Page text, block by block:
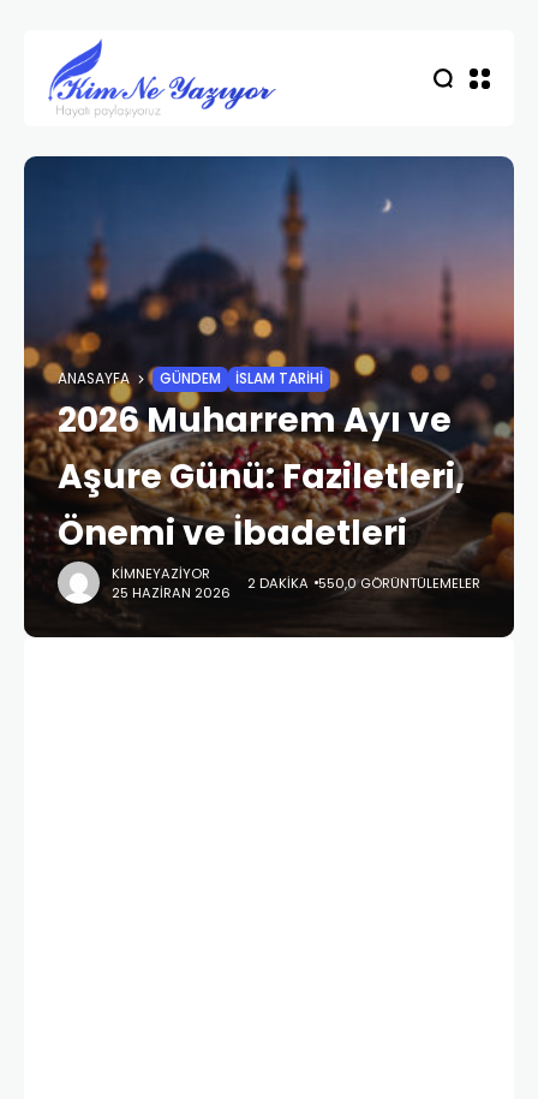
ANASAYFA GÜNDEM İSLAM TARIHI
2026 Muharrem Ayı ve
Aşure Günü: Faziletleri,
Önemi ve İbadetleri
KIMNEYAZIYOR
25 HAZIRAN 2026
2 DAKIKA 550,0 GÖRÜNTÜLEMELER